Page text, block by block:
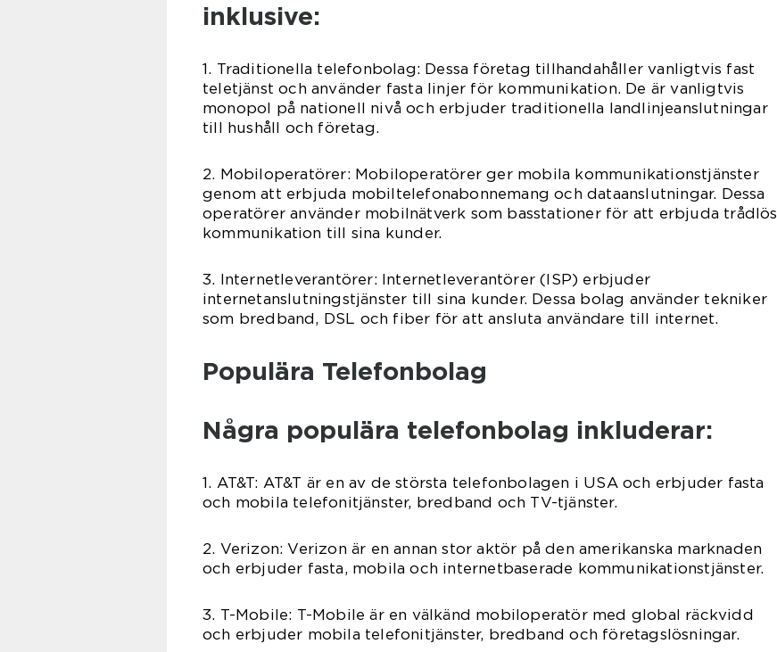
inklusive:
1. Traditionella telefonbolag: Dessa företag tillhandahåller vanligtvis fast
teletjänst och använder fasta linjer för kommunikation. De är vanligtvis
monopol på nationell nivå och erbjuder traditionella landlinjeanslutningar
till hushåll och företag.
2. Mobiloperatörer: Mobiloperatörer ger mobila kommunikationstjänster
genom att erbjuda mobiltelefonabonnemang och dataanslutningar. Dessa
operatörer använder mobilnätverk som basstationer för att erbjuda trådlös
kommunikation till sina kunder.
3. Internetleverantörer: Internetleverantörer (ISP) erbjuder
internetanslutningstjänster till sina kunder. Dessa bolag använder tekniker
som bredband, DSL och fiber för att ansluta användare till internet.
Populära Telefonbolag
Några populära telefonbolag inkluderar:
1. AT&T: AT&T är en av de största telefonbolagen i USA och erbjuder fasta
och mobila telefonitjänster, bredband och TV-tjänster.
2. Verizon: Verizon är en annan stor aktör på den amerikanska marknaden
och erbjuder fasta, mobila och internetbaserade kommunikationstjänster.
3. T-Mobile: T-Mobile är en välkänd mobiloperatör med global räckvidd
och erbjuder mobila telefonitjänster, bredband och företagslösningar.